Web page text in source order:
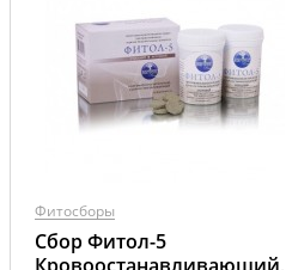
Фитосборы
Сбор Фитол-5